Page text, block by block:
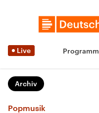
Live Programm
Archiv
Popmusik